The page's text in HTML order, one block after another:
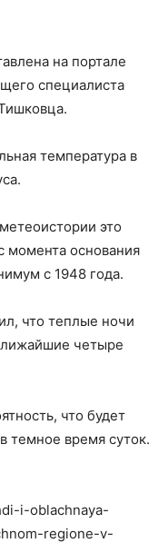
на портале
специалиста
температура в
это
момента основания
с 1948 года.
что теплые ночи
четыре
что будет
темное время суток.
i-oblachnaya-
regione-v-